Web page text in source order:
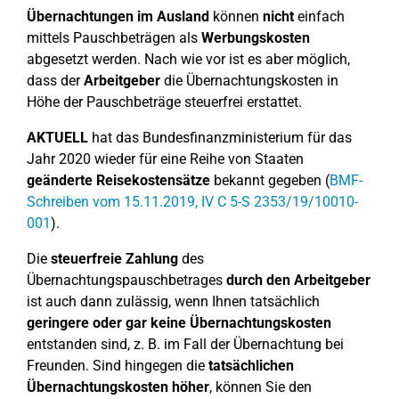
Übernachtungen im Ausland können nichteinfach
mittels Pauschbeträgen als Werbungskosten
abgesetzt werden. Nach wie vor ist es aber möglich,
dass derArbeitgeber die Übernachtungskosten in
Höhe der Pauschbeträge steuerfrei erstattet.
AKTUELL hat das Bundesfinanzministerium für das
Jahr 2020 wieder für eine Reihe von Staaten
geänderte Reisekostensätze bekannt gegeben (BMF-
Schreiben vom 15.11.2019, IV C 5-S 2353/19/10010-
001).
Die steuerfreie Zahlung des
Übernachtungspauschbetrages durch den Arbeitgeber
ist auch dann zulässig, wenn Ihnen tatsächlich
geringere oder gar keine Übernachtungskosten
entstanden sind, z. B. im Fall der Übernachtung bei
Freunden. Sind hingegen die tatsächlichen
Übernachtungskosten höher, können Sie den